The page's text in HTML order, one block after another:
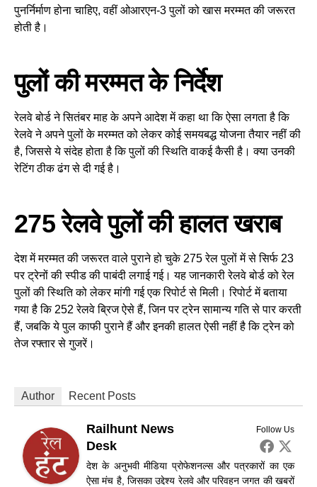
पुनर्निर्माण होना चाहिए, वहीं ओआरएन-3 पुलों को खास मरम्मत की जरूरत
होती है।
पुलों की मरम्मत के निर्देश
रेलवे बोर्ड ने सितंबर माह के अपने आदेश में कहा था कि ऐसा लगता है कि
रेलवे ने अपने पुलों के मरम्मत को लेकर कोई समयबद्ध योजना तैयार नहीं की
है, जिससे ये संदेह होता है कि पुलों की स्थिति वाकई कैसी है। क्या उनकी
रेटिंग ठीक ढंग से दी गई है।
275 रेलवे पुलों की हालत खराब
देश में मरम्मत की जरूरत वाले पुराने हो चुके 275 रेल पुलों में से सिर्फ 23
पर ट्रेनों की स्पीड की पाबंदी लगाई गई। यह जानकारी रेलवे बोर्ड को रेल
पुलों की स्थिति को लेकर मांगी गई एक रिपोर्ट से मिली। रिपोर्ट में बताया
गया है कि 252 रेलवे ब्रिज ऐसे हैं, जिन पर ट्रेन सामान्य गति से पार करती
हैं, जबकि ये पुल काफी पुराने हैं और इनकी हालत ऐसी नहीं है कि ट्रेन को
तेज रफ्तार से गुजरें।
Author Recent Posts
Follow Us
Railhunt News
Desk
देश के अनुभवी मीडिया प्रोफेशनल्स और पत्रकारों का एक
ऐसा मंच है, जिसका उद्देश्य रेलवे और परिवहन जगत की खबरों